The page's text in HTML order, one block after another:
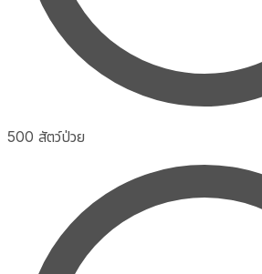
500 สัตว์ป่วย